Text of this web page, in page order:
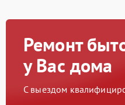
Ремонт
у Вас дома
С выездом